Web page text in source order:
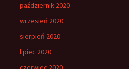
październik 2020
wrzesień 2020
sierpień 2020
lipiec 2020